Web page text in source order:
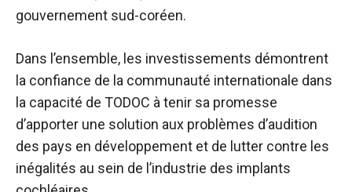
gouvernement sud-coréen.
Dans l’ensemble, les investissements démontrent
la confiance de la communauté internationale dans
la capacité de TODOC à tenir sa promesse
d’apporter une solution aux problèmes d’audition
des pays en développement et de lutter contre les
inégalités au sein de l’industrie des implants